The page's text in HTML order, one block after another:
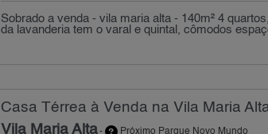
Sobrado a venda - vila maria alta - 140m² 4
da lavanderia tem o varal e quintal, cômodos
Casa Térrea à Venda na Vila Maria
Vila Maria Alta- Próximo Parque Novo Mundo